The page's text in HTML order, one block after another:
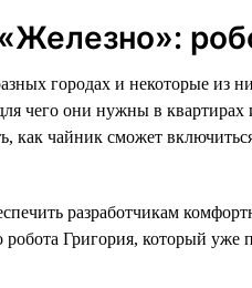
городах и некоторые
чего они нужны в квартирах
как чайник сможет
разработчикам
Григория, который